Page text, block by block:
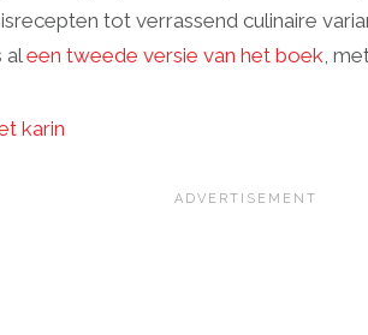
tot verrassend culinaire
aleen tweede versie van het boek,